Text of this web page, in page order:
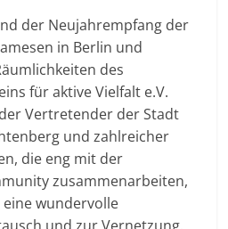
der Neujahrempfang der
in Berlin und
des
für aktive Vielfalt e.V.
Vertretender der Stadt
und zahlreicher
die eng mit der
zusammenarbeiten,
wundervolle